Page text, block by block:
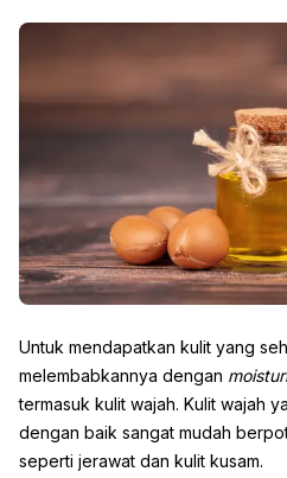
Untuk mendapatkan kulit yang
melembabkannya dengan
termasuk kulit wajah. Kulit wajah
dengan baik sangat mudah
seperti jerawat dan kulit kusam.